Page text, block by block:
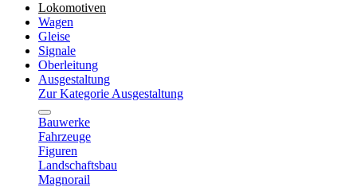
Lokomotiven
Wagen
Gleise
Signale
Oberleitung
Ausgestaltung
Zur Kategorie Ausgestaltung
Bauwerke
Fahrzeuge
Figuren
Landschaftsbau
Magnorail